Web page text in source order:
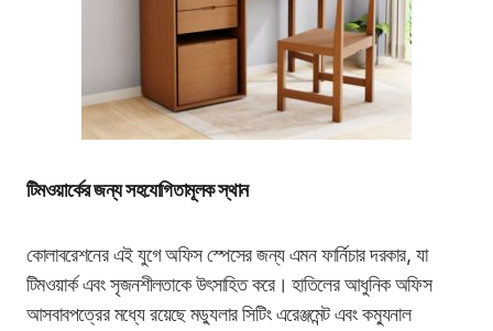
টিমওয়ার্কের জন্য সহযোগিতামূলক স্থান
কোলাবরেশনের এই যুগে অফিস স্পেসের জন্য এমন ফার্নিচার দরকার, যা
টিমওয়ার্ক এবং সৃজনশীলতাকে উৎসাহিত করে। হাতিলের আধুনিক অফিস
আসবাবপত্রের মধ্যে রয়েছে মড্যুলার সিটিং এরেঞ্জমেন্ট এবং কম্যুনাল